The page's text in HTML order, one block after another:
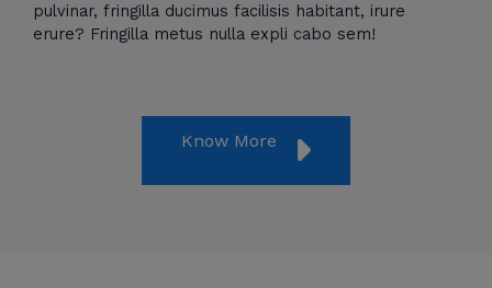
pulvinar, fringilla ducimus facilisis habitant, irure
erure? Fringilla metus nulla expli cabo sem!
Know More